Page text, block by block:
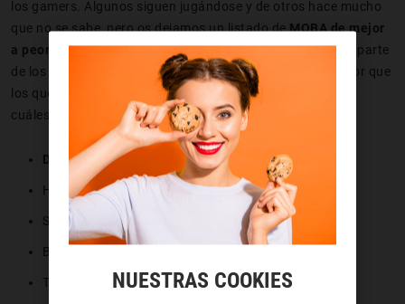
los gamers. Algunos siguen jugándose y de otros hace mucho
que no se sabe, pero os dejamos un listado deMOBA de mejor
a peor en función de la puntuación que han recibidopor parte
de los jugadores a lo largo de los años. Al final, nadie mejor que
los que los ponen a prueba a diario los títulos para decidir
cuáles merecen la pena y cuáles no, ¿no creéis?
Dota 2
Heroes of Storm
Smite
Battlerite
The Witcher: Battle ArenaNUESTRAS COOKIES